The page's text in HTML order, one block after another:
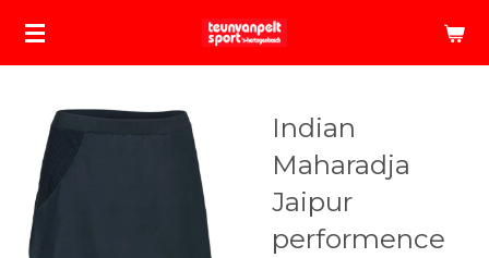
Ga
hoofdinhoud
Indian
Maharadja
Jaipur
performence